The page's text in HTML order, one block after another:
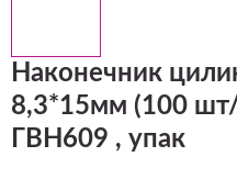
Наконечник
8,3*15мм (100
ГВН609 , упак